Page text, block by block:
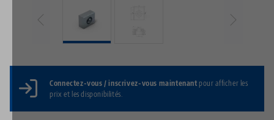
Connectez-vous / inscrivez-vous maintenantpour afficher les
prix et les disponibilités.